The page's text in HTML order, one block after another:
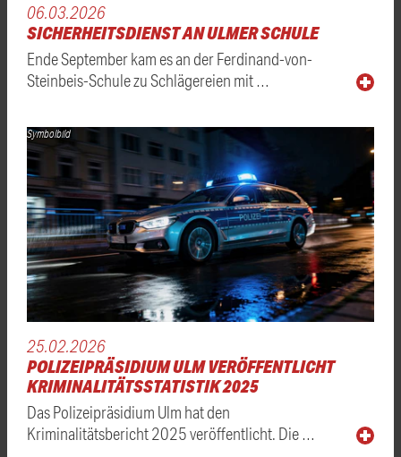
06.03.2026
SICHERHEITSDIENST AN ULMER SCHULE
Ende September kam es an der Ferdinand-von-
Steinbeis-Schule zu Schlägereien mit …
Symbolbild
25.02.2026
POLIZEIPRÄSIDIUM ULM VERÖFFENTLICHT
KRIMINALITÄTSSTATISTIK 2025
Das Polizeipräsidium Ulm hat den
Kriminalitätsbericht 2025 veröffentlicht. Die …